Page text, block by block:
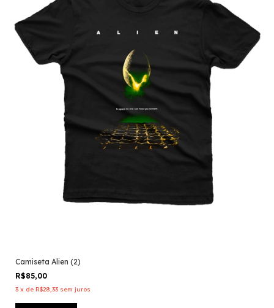
Camiseta Alien (2)
R$85,00
3 x de R$28,33 sem juros